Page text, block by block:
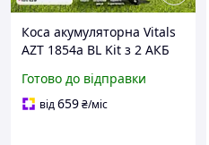
Коса акумуляторна Vitals
AZT 1854a BL Kit з 2 АКБ
Готово до відправки
від659₴/міс